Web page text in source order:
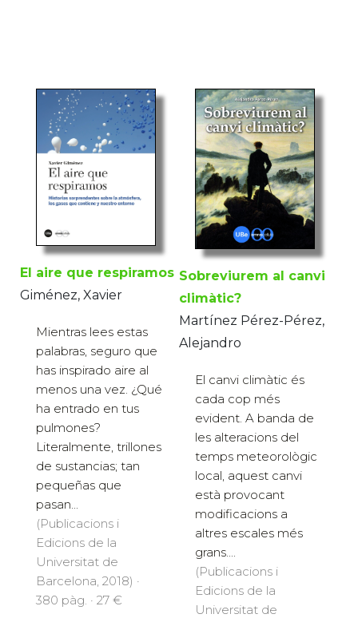
El aire que respiramos
Giménez, Xavier
Mientras lees estas
palabras, seguro que
has inspirado aire al
menos una vez. ¿Qué
ha entrado en tus
pulmones?
Literalmente, trillones
de sustancias; tan
pequeñas que
pasan...
(Publicacions i
Edicions de la
Universitat de
Barcelona, 2018) ·
380 pàg. · 27 €
Sobreviurem al canvi
climàtic?
Martínez Pérez-Pérez,
Alejandro
El canvi climàtic és
cada cop més
evident. A banda de
les alteracions del
temps meteorològic
local, aquest canvi
està provocant
modificacions a
altres escales més
grans....
(Publicacions i
Edicions de la
Universitat de